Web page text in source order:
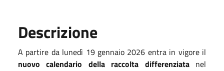
Descrizione
A partire da lunedì 19 gennaio 2026 entra in vigore il
nuovo calendario della raccolta differenziata nel